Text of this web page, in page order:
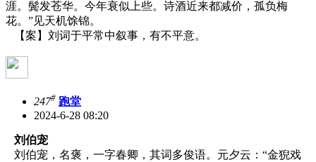
涯。鬓发苍华。今年衰似上些。诗酒近来都减价，孤负梅
花。”见天机馀锦。
【案】刘词于平常中叙事，有不平意。
247# 跑堂
2024-6-28 08:20
刘伯宠
刘伯宠，名褒，一字春卿，其词多俊语。元夕云：“金猊戏